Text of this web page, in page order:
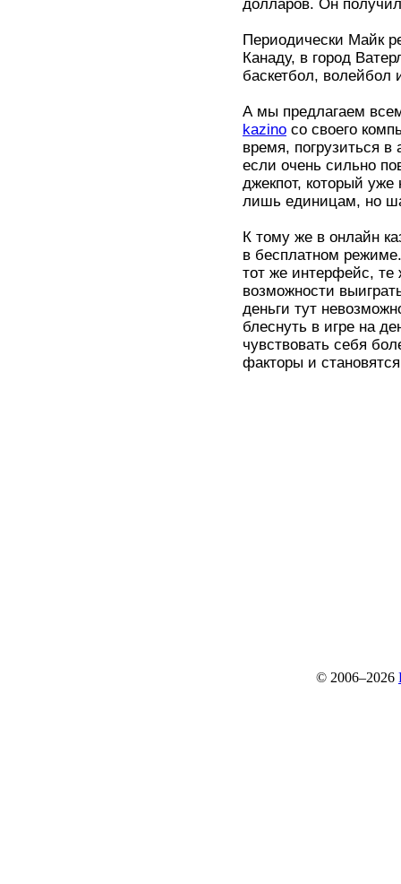
долларов. Он
Периодически Майк
Канаду, в город
баскетбол, волейбол
А мы предлагаем
kazino со своего
время, погрузиться
если очень сильно
джекпот, который
лишь единицам, но
К тому же в онлайн
в бесплатном
тот же интерфейс, те
возможности
деньги тут
блеснуть в игре на
чувствовать себя
факторы и
© 2006–2026